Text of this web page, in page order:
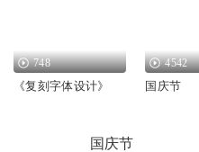
748
《复刻字体设计》
4542
国庆节
国庆节